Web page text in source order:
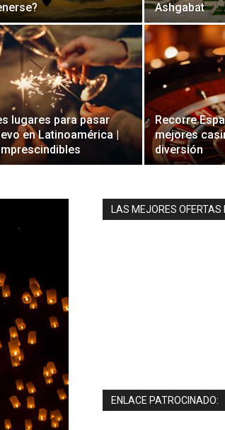
Ashgabat
lugares para pasar
en Latinoamérica |
Recorre
mejores
diversión
LAS MEJORES OFERTAS
ENLACE PATROCINADO: